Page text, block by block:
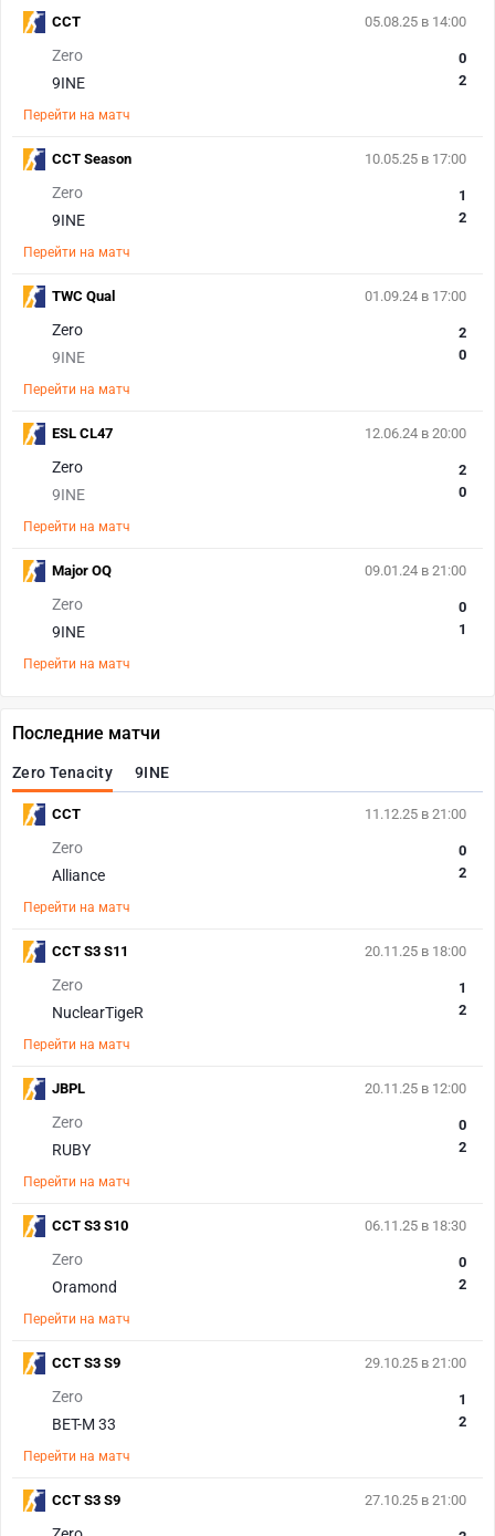
05.08.25 в 14:00
Zero
9INE
0
2
Перейти на матч
CCT
10.05.25 в 17:00
Zero
9INE
1
2
Перейти на матч
CCT Season
01.09.24 в 17:00
Zero
9INE
2
0
Перейти на матч
TWC Qual
12.06.24 в 20:00
Zero
9INE
2
0
Перейти на матч
ESL CL47
09.01.24 в 21:00
Zero
9INE
0
1
Перейти на матч
Major OQ
Последние матчи
Zero Tenacity 9INE
11.12.25 в 21:00
Zero
Alliance
0
2
Перейти на матч
CCT
20.11.25 в 18:00
Zero
NuclearTigeR
1
2
Перейти на матч
CCT S3 S11
20.11.25 в 12:00
Zero
RUBY
0
2
Перейти на матч
JBPL
06.11.25 в 18:30
Zero
Oramond
0
2
Перейти на матч
CCT S3 S10
29.10.25 в 21:00
Zero
BET-M 33
1
2
Перейти на матч
CCT S3 S9
27.10.25 в 21:00
CCT S3 S9